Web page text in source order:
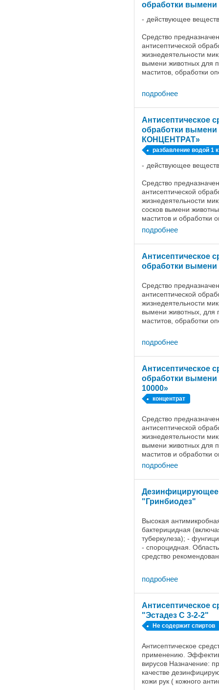
обработки
действующее
Средство
антисептической
жизнедеятельности
вымени животных для
маститов, обработки
раны и др.) у всех
подробнее
Антисептическое
обработки
КОНЦЕНТРАТ»
разбавление водой 1
действующее
Средство
антисептической
жизнедеятельности
сосков вымени
маститов и обработки
Перед
средство с водой в ...
подробнее
Антисептическое
обработки
Средство
антисептической
жизнедеятельности
вымени животных, для
маститов, обработки
вымени коров
подробнее
Антисептическое
обработки
10000»
концентрат
Средство
антисептической
жизнедеятельности
вымени животных для
маститов и обработки
зависимости от
вымени коров
подробнее
Дезинфицирующее
"Гринбиодез"
Высокая
бактерицидная
туберкулеза); -
- спороцидная.
средство
подробнее
Антисептическое
"Эстадез С 3-2-2"
Не содержит спиртов
Антисептическое
применению.
вирусов Назначение:
качестве
кожи рук ( кожного